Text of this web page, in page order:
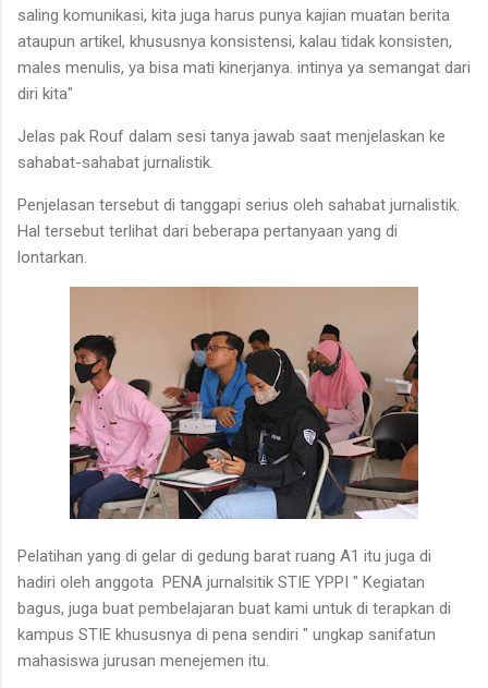
saling komunikasi, kita juga harus punya kajian muatan berita
ataupun artikel, khususnya konsistensi, kalau tidak konsisten,
males menulis, ya bisa mati kinerjanya. intinya ya semangat dari
diri kita"
Jelas pak Rouf dalam sesi tanya jawab saat menjelaskan ke
sahabat-sahabat jurnalistik.
Penjelasan tersebut di tanggapi serius oleh sahabat jurnalistik.
Hal tersebut terlihat dari beberapa pertanyaan yang di
lontarkan.
Pelatihan yang di gelar di gedung barat ruang A1 itu juga di
hadiri oleh anggota PENA jurnalsitik STIE YPPI " Kegiatan
bagus, juga buat pembelajaran buat kami untuk di terapkan di
kampus STIE khususnya di pena sendiri " ungkap sanifatun
mahasiswa jurusan menejemen itu.